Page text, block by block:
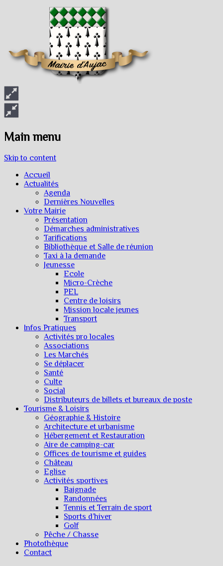
Main menu
Skip to content
Accueil
Actualités
Agenda
Dernières Nouvelles
Votre Mairie
Présentation
Démarches administratives
Tarifications
Bibliothèque et Salle de réunion
Taxi à la demande
Jeunesse
Ecole
Micro-Crèche
PEL
Centre de loisirs
Mission locale jeunes
Transport
Infos Pratiques
Activités pro locales
Associations
Les Marchés
Se déplacer
Santé
Culte
Social
Distributeurs de billets et bureaux de poste
Tourisme & Loisirs
Géographie & Histoire
Architecture et urbanisme
Hébergement et Restauration
Aire de camping-car
Offices de tourisme et guides
Château
Eglise
Activités sportives
Baignade
Randonnées
Tennis et Terrain de sport
Sports d’hiver
Golf
Pêche / Chasse
Photothèque
Contact